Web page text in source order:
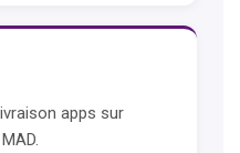
apps sur